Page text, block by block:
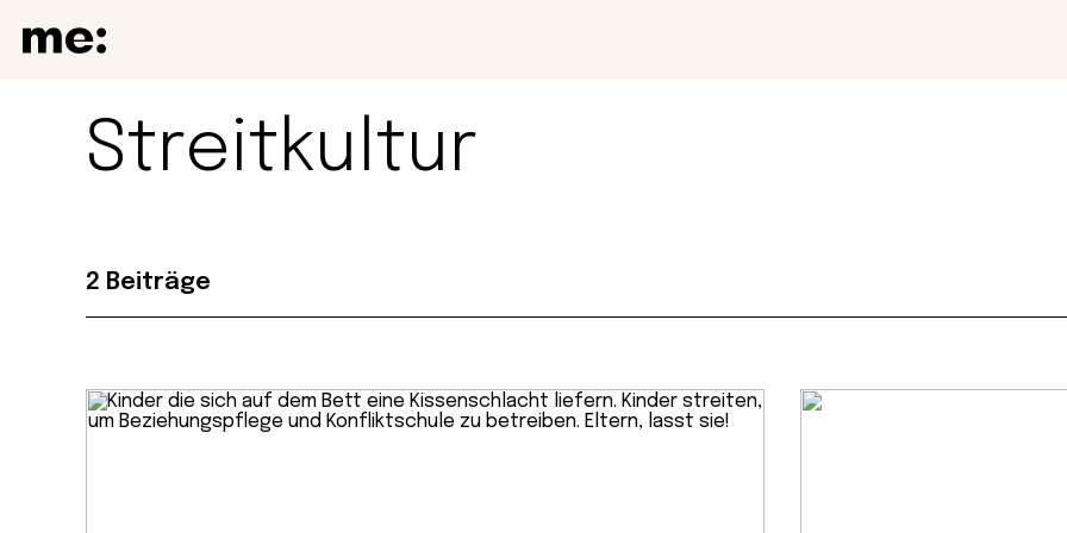
Streitkultur
2 Beiträge